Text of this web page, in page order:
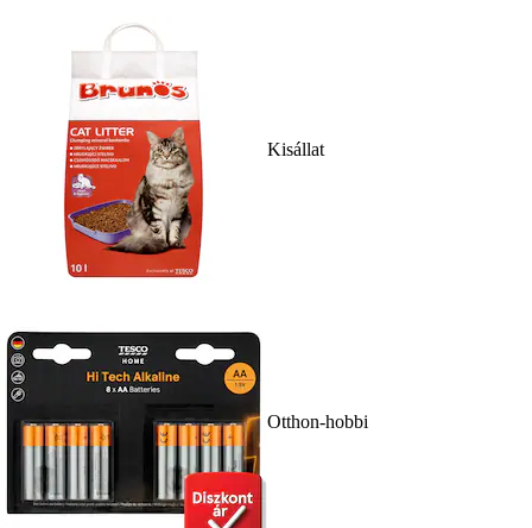
Kisállat
Otthon-hobbi